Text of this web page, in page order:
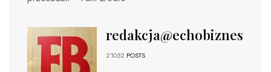
redakcja@echobiznesu.pl
21052 POSTS